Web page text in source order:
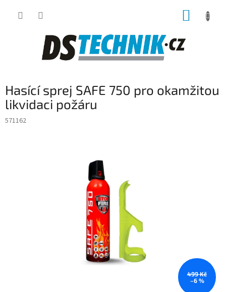
Hasící sprej SAFE 750 pro okamžitou
likvidaci požáru
571162
499 Kč
–6 %